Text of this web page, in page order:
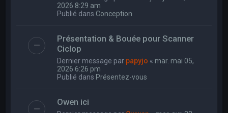
2026 8:29 am
Publié dans Conception
Présentation & Bouée pour Scanner
Ciclop
Dernier message par papyjo « mar. mai 05,
2026 6:26 pm
Publié dans Présentez-vous
Owen ici